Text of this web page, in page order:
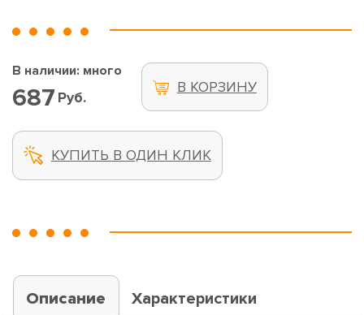
В наличии: много
687 Руб.
В КОРЗИНУ
КУПИТЬ В ОДИН КЛИК
Описание
Характеристики